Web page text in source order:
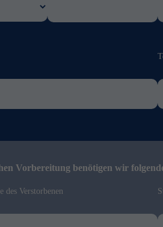
Vorbereitung benötigen wir
des Verstorbenen